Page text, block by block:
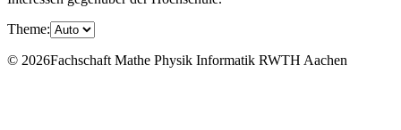
Theme:
© 2026Fachschaft Mathe Physik Informatik RWTH Aachen